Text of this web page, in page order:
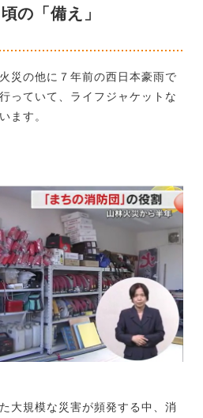
の「備え」
災の他に７年前の西日本豪雨で
っていて、ライフジャケットな
ます。
大規模な災害が頻発する中、消